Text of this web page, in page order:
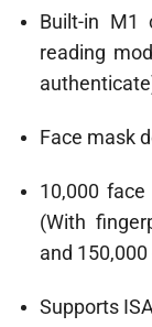
Built-in M1
reading
Face mask
10,000
(With
and
Supports